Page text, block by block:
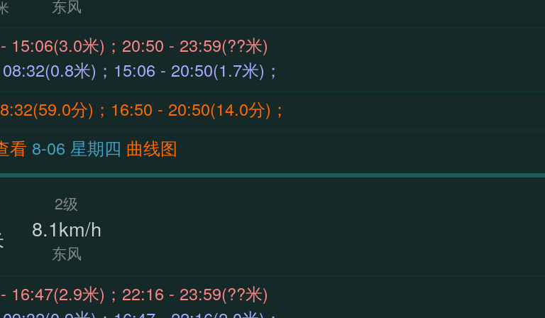
东风
： 08:32 - 15:06(3.0米)；20:50 - 23:59(??米)
01:58 - 08:32(0.8米)；15:06 - 20:50(1.7米)；
分)；16:50 - 20:50(14.0分)；
看
8-06 星期四 曲线图
2级
8.1km/h
东风
： 09:32 - 16:47(2.9米)；22:16 - 23:59(??米)